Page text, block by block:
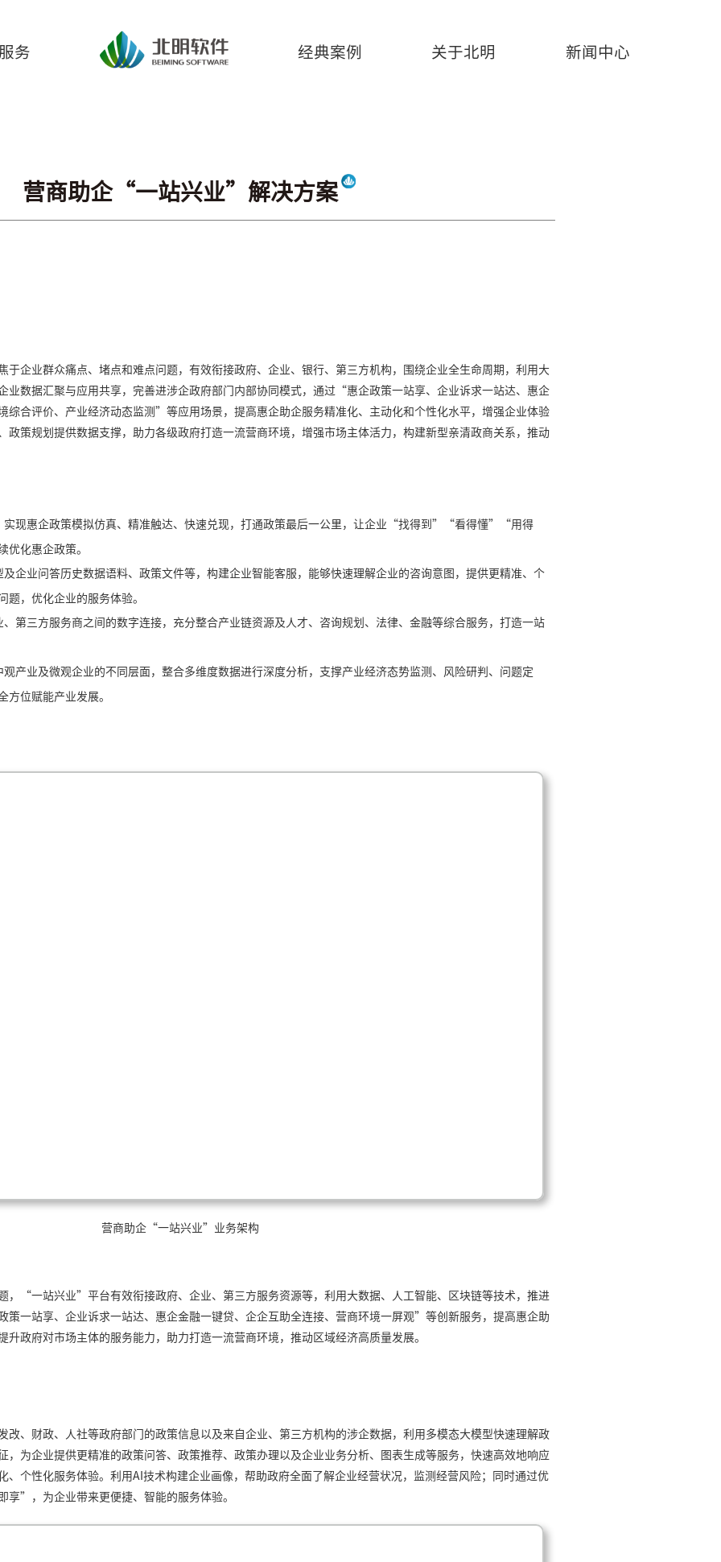
务 经典案例 关于北明 新闻中心
营商助企“一站兴业”解决方案
于企业群众痛点、堵点和难点问题，有效衔接政府、企业、银行、第三方机构，围绕企业全生命周期，利用大
业数据汇聚与应用共享，完善进涉企政府部门内部协同模式，通过“惠企政策一站享、企业诉求一站达、惠企
综合评价、产业经济动态监测”等应用场景，提高惠企助企服务精准化、主动化和个性化水平，增强企业体验
政策规划提供数据支撑，助力各级政府打造一流营商环境，增强市场主体活力，构建新型亲清政商关系，推动
实现惠企政策模拟仿真、精准触达、快速兑现，打通政策最后一公里，让企业“找得到”“看得懂”“用得
化惠企政策。
及企业问答历史数据语料、政策文件等，构建企业智能客服，能够快速理解企业的咨询意图，提供更精准、个
题，优化企业的服务体验。
、第三方服务商之间的数字连接，充分整合产业链资源及人才、咨询规划、法律、金融等综合服务，打造一站
观产业及微观企业的不同层面，整合多维度数据进行深度分析，支撑产业经济态势监测、风险研判、问题定
方位赋能产业发展。
营商助企“一站兴业”业务架构
，“一站兴业”平台有效衔接政府、企业、第三方服务资源等，利用大数据、人工智能、区块链等技术，推进
一站享、企业诉求一站达、惠企金融一键贷、企企互助全连接、营商环境一屏观”等创新服务，提高惠企助
升政府对市场主体的服务能力，助力打造一流营商环境，推动区域经济高质量发展。
改、财政、人社等政府部门的政策信息以及来自企业、第三方机构的涉企数据，利用多模态大模型快速理解政
，为企业提供更精准的政策问答、政策推荐、政策办理以及企业业务分析、图表生成等服务，快速高效地响应
、个性化服务体验。利用AI技术构建企业画像，帮助政府全面了解企业经营状况，监测经营风险；同时通过优
”，为企业带来更便捷、智能的服务体验。